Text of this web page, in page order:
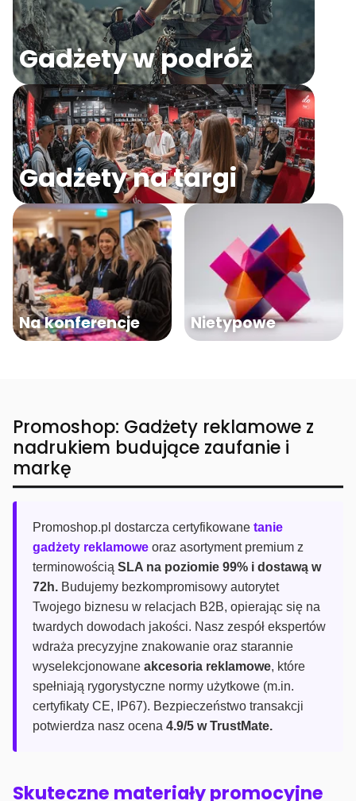
Gadżety w podróż
Gadżety na targi
Na konferencje Nietypowe
Promoshop: Gadżety reklamowe z
nadrukiem budujące zaufanie i
markę
Promoshop.pl dostarcza certyfikowane tanie
gadżety reklamowe oraz asortyment premium z
terminowością SLA na poziomie 99% i dostawą w
72h. Budujemy bezkompromisowy autorytet
Twojego biznesu w relacjach B2B, opierając się na
twardych dowodach jakości. Nasz zespół ekspertów
wdraża precyzyjne znakowanie oraz starannie
wyselekcjonowane akcesoria reklamowe, które
spełniają rygorystyczne normy użytkowe (m.in.
certyfikaty CE, IP67). Bezpieczeństwo transakcji
potwierdza nasz ocena 4.9/5 w TrustMate.
Skuteczne materiały promocyjne